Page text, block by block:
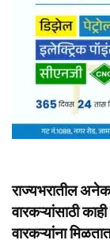
राज्यभरातील
वारकऱ्यांसाठी
वारकऱ्यांना